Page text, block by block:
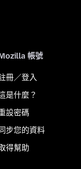
帳號
冊／登入
是什麼？
設密碼
步您的資料
得幫助